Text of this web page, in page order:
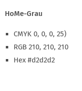
HoMe-Grau
CMYK 0, 0, 0, 25)
RGB 210, 210, 210
Hex #d2d2d2